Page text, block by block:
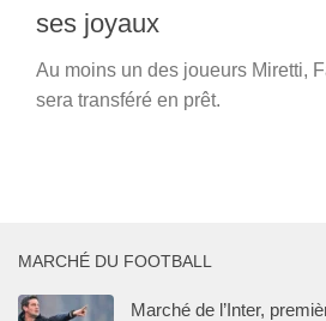
ses joyaux
Au moins un des joueurs Miretti,
sera transféré en prêt.
MARCHÉ DU FOOTBALL
Marché de l’Inter,